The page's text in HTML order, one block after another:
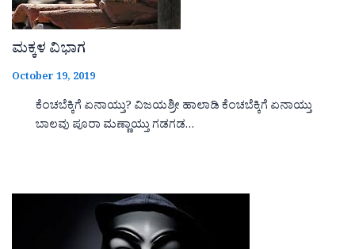
ಮಕ್ಕಳ ವಿಭಾಗ
October 19, 2019
ಕೆಂಚಬೆಕ್ಕಿಗೆ ಏನಾಯ್ತು? ವಿಜಯಶ್ರೀ ಹಾಲಾಡಿ ಕೆಂಚಬೆಕ್ಕಿಗೆ ಏನಾಯ್ತು
ಬಾಲವು ಪೂರಾ ಮಣ್ಣಾಯ್ತು ಗಡಗಡ…